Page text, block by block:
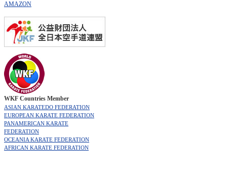
AMAZON
WKF Countries Member
ASIAN KARATEDO FEDERATION
EUROPEAN KARATE FEDERATION
PANAMERICAN KARATE
FEDERATION
OCEANIA KARATE FEDERATION
AFRICAN KARATE FEDERATION